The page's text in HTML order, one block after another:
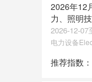
2026年12
力、照明
2026-12-07
电力设备
推荐指数